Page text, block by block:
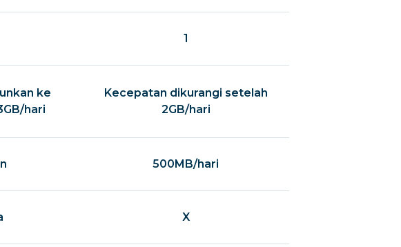
1
ke
hari
Kecepatan dikurangi setelah
2GB/hari
500MB/hari
X